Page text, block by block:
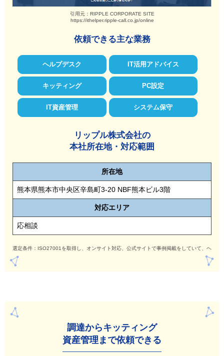
引用元：RIPPLE CORPORATE SITE
https://ithelper.ripple-call.co.jp/online
依頼できる主な業務
ヘルプデスク IT活用アドバイス
キッティング PC設定
IT資産管理 システム保守
リップル株式会社の
本社所在地・対応範囲
所在地
熊本県熊本市中央区辛島町3-20 NBF熊本ビル3階
対応エリア
応相談
選定条件：ISO27001を取得し、オンサイト対応、公式サイトで事例掲載をしていて、ヘルプ
調達からキッティング
資産管理まで依頼できる